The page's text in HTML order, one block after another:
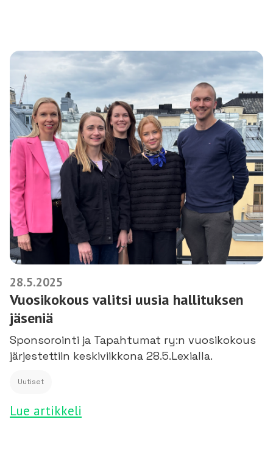
28.5.2025
Vuosikokous valitsi uusia hallituksen
jäseniä
Sponsorointi ja Tapahtumat ry:n vuosikokous
järjestettiin keskiviikkona 28.5.Lexialla.
Uutiset
Lue artikkeli